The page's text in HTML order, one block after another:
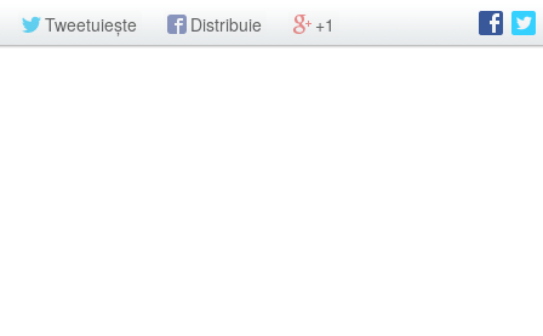
Tweetuiește Distribuie +1